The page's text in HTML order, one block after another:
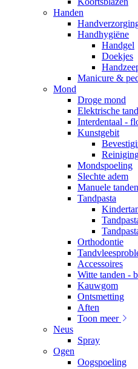
Handen
Handhygiëne
Handgel
Doekjes
Manicure &
Mond
Droge mond
Elektrische
Interdentaal -
Kunstgebit
Mondspoeling
Slechte adem
Manuele
Tandpasta
Orthodontie
Accessoires
Witte tanden -
Kauwgom
Ontsmetting
Aften
Toon meer
Neus
Spray
Ogen
Oogspoeling